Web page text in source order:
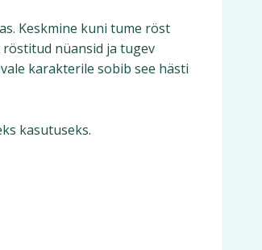
Keskmine kuni tume röst
nüansid ja tugev
karakterile sobib see hästi
kasutuseks.